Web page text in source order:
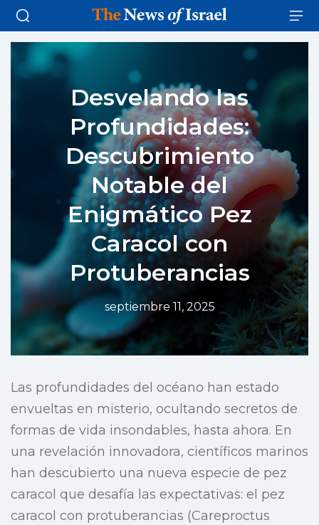
Desvelando las
Profundidades:
Descubrimiento
Notable del
Enigmático Pez
Caracol con
Protuberancias
septiembre 11, 2025
Las profundidades del océano han estado
envueltas en misterio, ocultando secretos de
formas de vida insondables, hasta ahora. En
una revelación innovadora, científicos marinos
han descubierto una nueva especie de pez
caracol que desafía las expectativas: el pez
caracol con protuberancias (Careproctus